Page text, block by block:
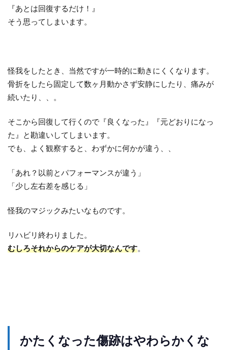
『あとは回復するだけ！』
そう思ってしまいます。
怪我をしたとき、当然ですが一時的に動きにくくなります。
骨折をしたら固定して数ヶ月動かさず安静にしたり、痛みが
続いたり、、。
そこから回復して行くので『良くなった』『元どおりになっ
た』と勘違いしてしまいます。
でも、よく観察すると、わずかに何かが違う、、
「あれ？以前とパフォーマンスが違う」
「少し左右差を感じる」
怪我のマジックみたいなものです。
リハビリ終わりました。
むしろそれからのケアが大切なんです。
かたくなった傷跡はやわらかくな